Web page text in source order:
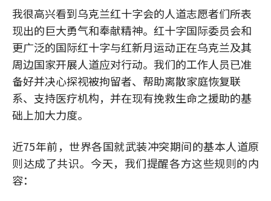
我很高兴看到乌克兰红十字会的人道志愿者们所表
现出的巨大勇气和奉献精神。红十字国际委员会和
更广泛的国际红十字与红新月运动正在乌克兰及其
周边国家开展人道应对行动。我们的工作人员已准
备好并决心探视被拘留者、帮助离散家庭恢复联
系、支持医疗机构，并在现有挽救生命之援助的基
础上加大力度。
近75年前，世界各国就武装冲突期间的基本人道原
则达成了共识。今天，我们提醒各方这些规则的内
容：